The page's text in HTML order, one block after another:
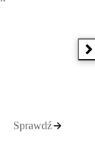
Sprawdź